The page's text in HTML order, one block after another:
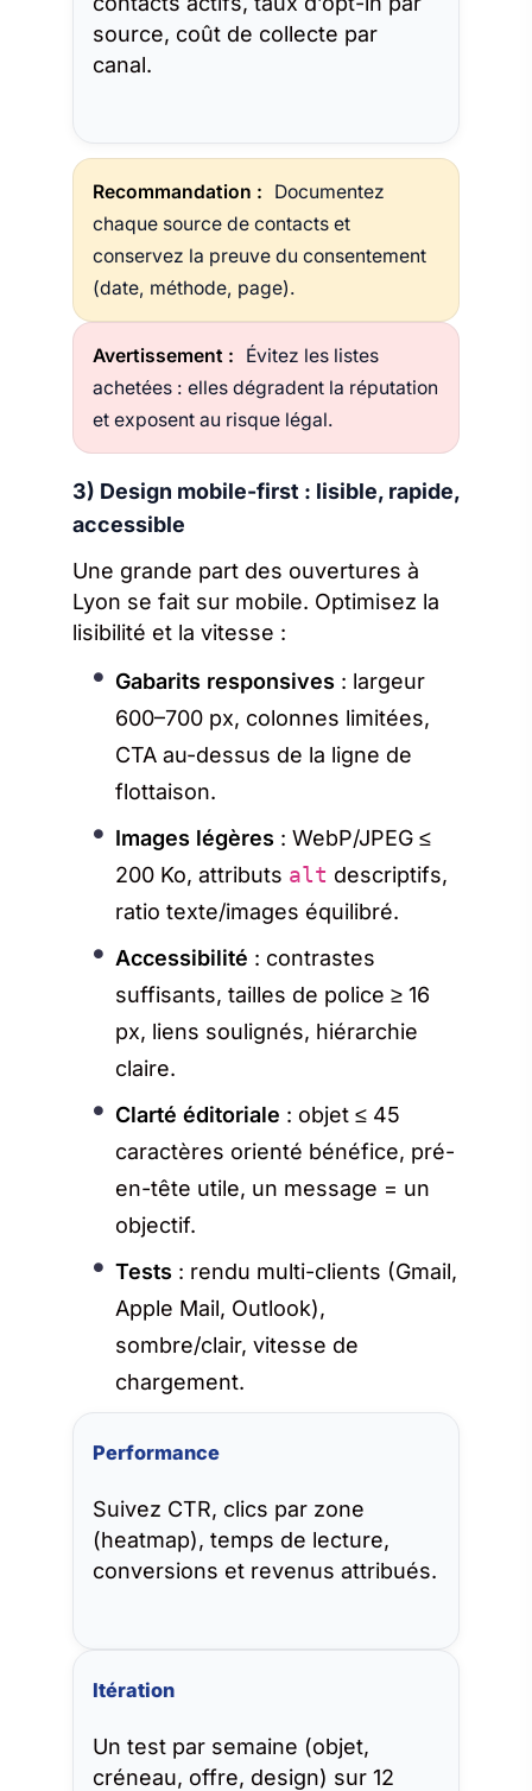
source, coût de collecte par
canal.
Recommandation :
Documentez
chaque source de contacts et
conservez la preuve du consentement
(date, méthode, page).
Avertissement :
Évitez les listes
achetées : elles dégradent la réputation
et exposent au risque légal.
3) Design mobile-first : lisible, rapide,
accessible
Une grande part des ouvertures à
Lyon se fait sur mobile. Optimisez la
lisibilité et la vitesse :
Gabarits responsives : largeur
600–700 px, colonnes limitées,
CTA au-dessus de la ligne de
flottaison.
Images légères : WebP/JPEG ≤
200 Ko, attributs alt descriptifs,
ratio texte/images équilibré.
Accessibilité : contrastes
suffisants, tailles de police ≥ 16
px, liens soulignés, hiérarchie
claire.
Clarté éditoriale : objet ≤ 45
caractères orienté bénéfice, pré-
en-tête utile, un message = un
objectif.
Tests : rendu multi-clients (Gmail,
Apple Mail, Outlook),
sombre/clair, vitesse de
chargement.
Performance
Suivez CTR, clics par zone
(heatmap), temps de lecture,
conversions et revenus attribués.
Itération
Un test par semaine (objet,
créneau, offre, design) sur 12